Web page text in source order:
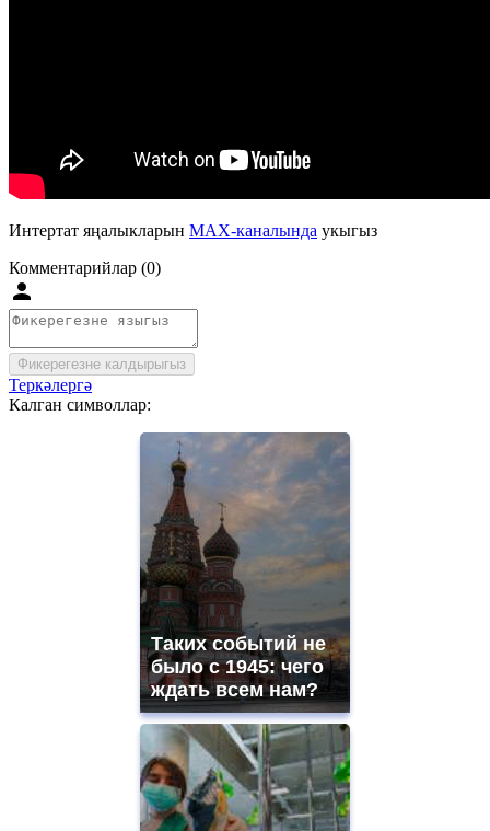
Интертат яңалыкларын MAX-каналында укыгыз
Комментарийлар (0)
Фикерегезне калдырыгыз
Теркәлергә
Калган символлар:
Таких событий не
было с 1945: чего
ждать всем нам?